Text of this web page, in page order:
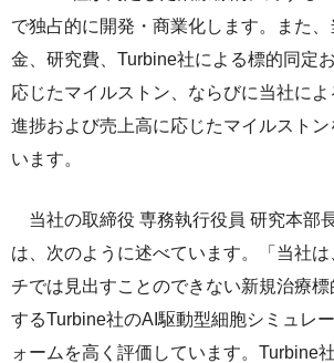
IRメール
社会貢献活動
ポリシー類
GRIスタンダード対照表
ESGデータ集
外部からの評価
第三者保証
で独占的に開発・商業化します。また
金、研究費、Turbine社による標的同定
応じたマイルストン、ならびに当社に
進捗および売上高に応じたマイルスト
います。
当社の取締役 専務執行役員 研究本部
は、次のように述べています。「当社
チでは見出すことのできない新規治療標
するTurbine社のAI駆動型細胞シミュレ
ォームを高く評価しています。Turbine